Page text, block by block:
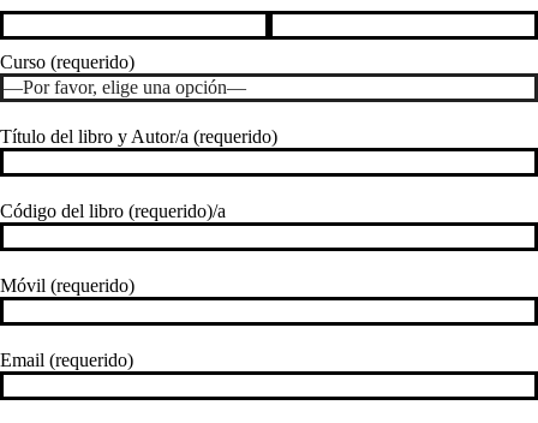
Curso (requerido)
Título del libro y Autor/a (requerido)
Código del libro (requerido)/a
Móvil (requerido)
Email (requerido)